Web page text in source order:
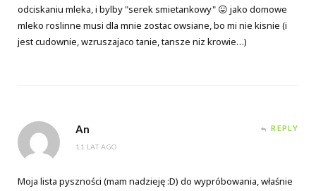
odciskaniu mleka, i bylby "serek smietankowy" 😛 jako domowe
mleko roslinne musi dla mnie zostac owsiane, bo mi nie kisnie (i
jest cudownie, wzruszajaco tanie, tansze niz krowie…)
An
11 LAT AGO
REPLY
Moja lista pyszności (mam nadzieję :D) do wypróbowania, właśnie